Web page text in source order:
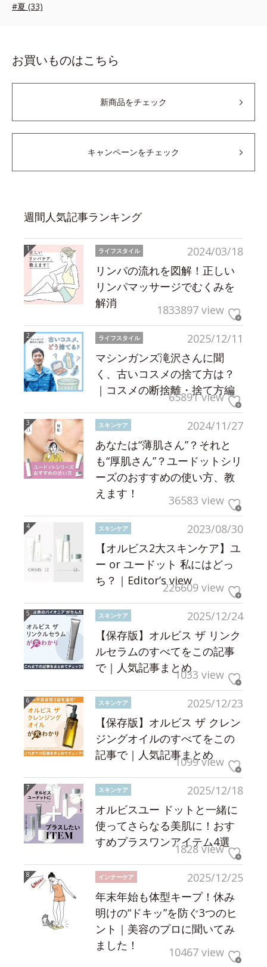
#夏 (33)
お買いものはこちら
新商品をチェック
キャンペーンをチェック
週間人気記事ランキング
2024/03/18
ライフスタイル
リンパの流れを図解！正しい
リンパマッサージでむくみを
解消
1833897 view
2025/12/11
ライフスタイル
マシンガンズ滝沢さんに聞
く、古いコスメの捨て方は？
｜コスメの断捨離・捨て方編
65891 view
2024/11/27
スキンケア
あなたは“薄肌さん”？それと
も“厚肌さん”？ユードットシリ
ーズのおすすめの使い方、教
えます！
36583 view
2023/08/30
スキンケア
【オルビス2大スキンケア】ユ
ー or ユードット 私にはどっ
ち？｜Editor’s view226609 view
2025/12/24
スキンケア
【保存版】オルビス ザ リンク
ルセラムのすべてをこの記事
で｜人気記事まとめ1033 view
2025/12/23
スキンケア
【保存版】オルビス ザ クレン
ジングオイルのすべてをこの
記事で｜人気記事まとめ
1099 view
2025/12/18
スキンケア
オルビスユー ドットと一緒に
使ってさらなる美肌に！おす
すめプラスワンアイテム4選
1828 view
2025/12/25
インナーケア
年末年始も体型キープ！休み
明けの“ドキッ”を防ぐ3つのヒ
ント｜美容のプロに聞いてみ
ました！
10467 view